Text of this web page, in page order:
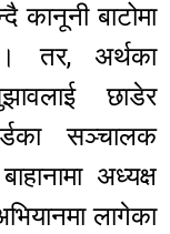
कानूनी बाटोमा
तर, अर्थका
छाडेर
सञ्चालक
अध्यक्ष
लागेका